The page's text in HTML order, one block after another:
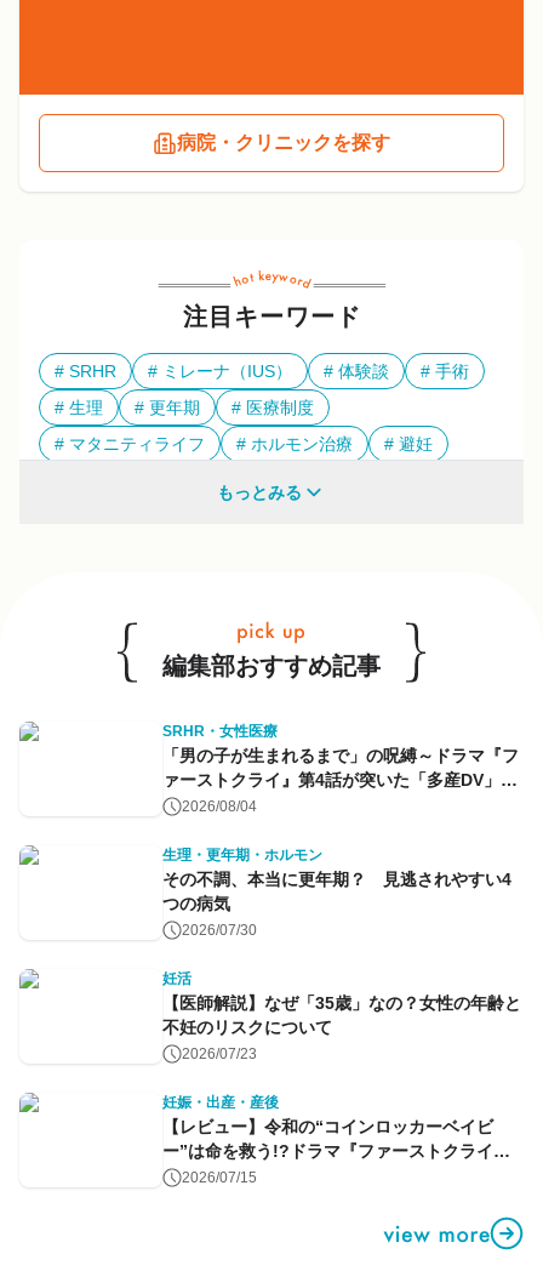
病院・クリニックを探す
注目キーワード
SRHR ミレーナ（IUS） 体験談
手術
生理
更年期
医療制度
マタニティライフ
ホルモン治療
避妊
もっとみる
編集部おすすめ記事
SRHR・女性医療
「男の子が生まれるまで」の呪縛～ドラマ『フ
ァーストクライ』第4話が突いた「多産DV」と
命のコントロール～
2026/08/04
生理・更年期・ホルモン
その不調、本当に更年期？ 見逃されやすい4
つの病気
2026/07/30
妊活
【医師解説】なぜ「35歳」なの？女性の年齢と
不妊のリスクについて
2026/07/23
妊娠・出産・産後
【レビュー】令和の“コインロッカーベイビ
ー”は命を救う!?ドラマ『ファーストクライ』
第1話2026/07/15